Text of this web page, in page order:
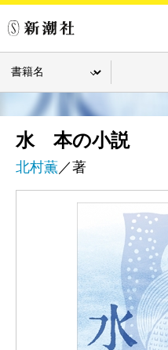
水 本の小説
北村薫／著